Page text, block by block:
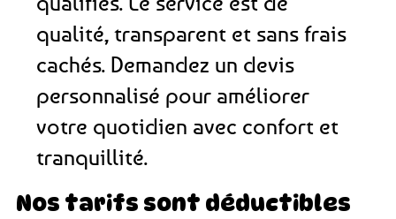
qualité, transparent et sans frais
cachés. Demandez un devis
personnalisé pour améliorer
votre quotidien avec confort et
tranquillité.
Nos tarifs sont déductibles